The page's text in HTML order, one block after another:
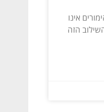
אינו
הזה